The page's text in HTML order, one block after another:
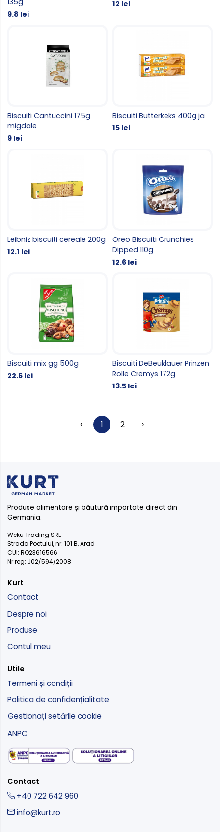
135g
9.8 lei
12 lei
Biscuiti Cantuccini 175g
migdale
9 lei
Biscuiti Butterkeks 400g ja
15 lei
Leibniz biscuiti cereale 200g
12.1 lei
Oreo Biscuiti Crunchies
Dipped 110g
12.6 lei
Biscuiti mix gg 500g
22.6 lei
Biscuiti DeBeuklauer Prinzen
Rolle Cremys 172g
13.5 lei
‹ 1 2 ›
Produse alimentare și băutură importate direct din
Germania.
Weku Trading SRL
Strada Poetului, nr. 101 B, Arad
CUI: RO23616566
Nr reg: J02/594/2008
Kurt
Contact
Despre noi
Produse
Contul meu
Utile
Termeni și condiții
Politica de confidențialitate
Gestionați setările cookie
ANPC
Contact
+40 722 642 960
info@kurt.ro